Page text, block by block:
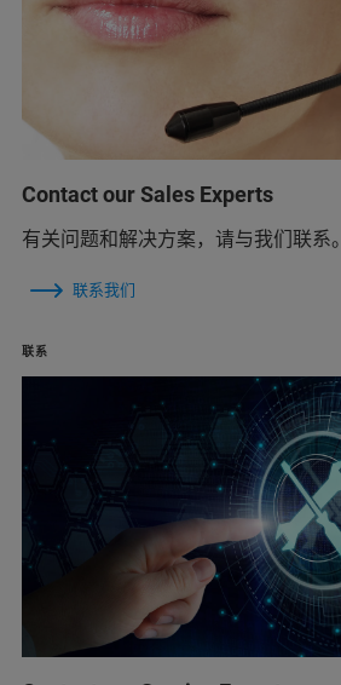
Contact our Sales Experts
有关问题和解决方案，请与我们联系。
联系我们
联系